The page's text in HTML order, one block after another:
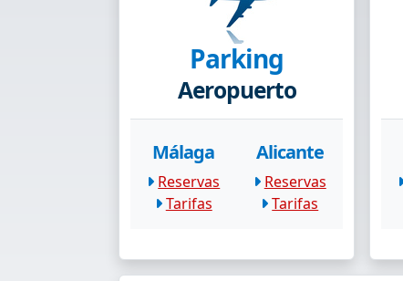
Parking
Aeropuerto
Málaga
Reservas
Tarifas
Alicante
Reservas
Tarifas